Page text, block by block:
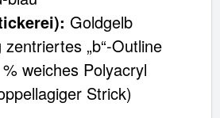
Goldgelb
zentriertes „b“-Outline
weiches Polyacryl
Strick)